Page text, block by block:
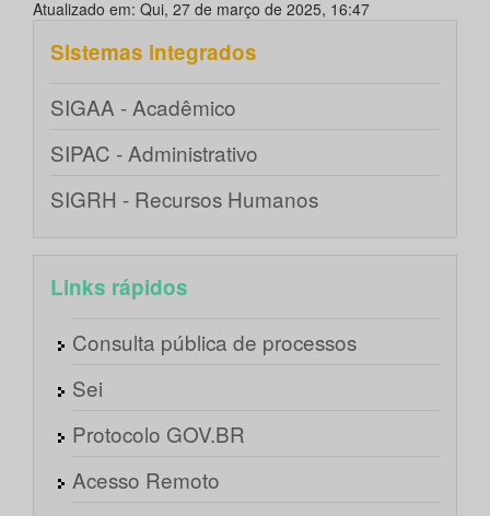
Atualizado em: Qui, 27 de março de 2025, 16:47
Sistemas integrados
SIGAA - Acadêmico
SIPAC - Administrativo
SIGRH - Recursos Humanos
Links rápidos
Consulta pública de processos
Sei
Protocolo GOV.BR
Acesso Remoto